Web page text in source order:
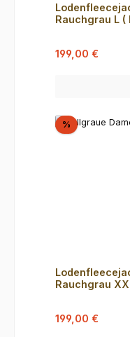
Rauchgrau L
Verkaufspreis:
199,00 €
%Rabatt
Rauchgrau
Verkaufspreis:
199,00 €